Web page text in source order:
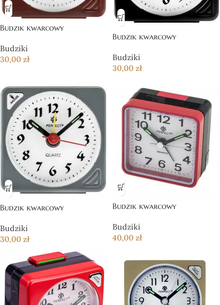
Budzik kwarcowy
Budziki
30,00 zł
Budzik kwarcowy
Budziki
30,00 zł
Budzik kwarcowy
Budziki
30,00 zł
Budzik kwarcowy
Budziki
40,00 zł